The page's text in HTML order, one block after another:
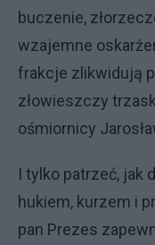
buczenie,
wzajemne
frakcje zlikwidują
złowieszczy
ośmiornicy
I tylko patrzeć, jak
hukiem, kurzem i
pan Prezes